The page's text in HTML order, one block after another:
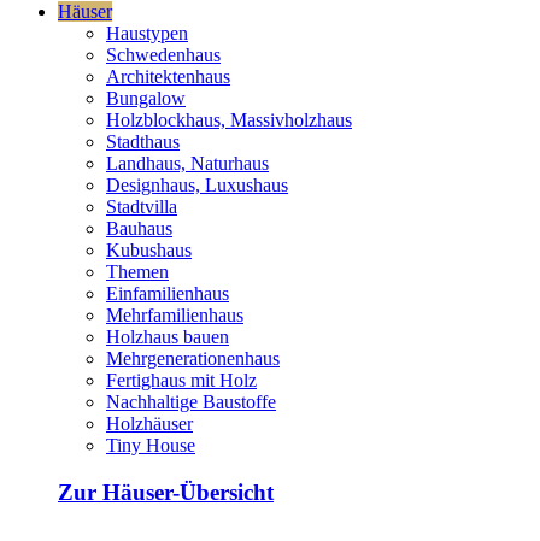
Häuser
Haustypen
Schwedenhaus
Architektenhaus
Bungalow
Holzblockhaus, Massivholzhaus
Stadthaus
Landhaus, Naturhaus
Designhaus, Luxushaus
Stadtvilla
Bauhaus
Kubushaus
Themen
Einfamilienhaus
Mehrfamilienhaus
Holzhaus bauen
Mehrgenerationenhaus
Fertighaus mit Holz
Nachhaltige Baustoffe
Holzhäuser
Tiny House
Zur Häuser-Übersicht